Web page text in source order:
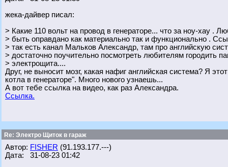
жека-дайвер писал:
> Какие 110 вольт на провод в генераторе... что за ноу-хау .
> быть оправдано как материально так и функционально .
> так есть канал Мальков Александр, там про английскую
> достаточно поучительно посмотреть любителям городить
> электрощита....
Друг, не выносит мозг, какая нафиг английская система? Я
котла в генераторе". Много нового узнаешь...
А вот тебе ссылка на видео, как раз Александра.
Ссылка.
Re: Электро Щиток в гараж
Автор: FISHER (91.193.177.---)
Дата: 31-08-23 01:42